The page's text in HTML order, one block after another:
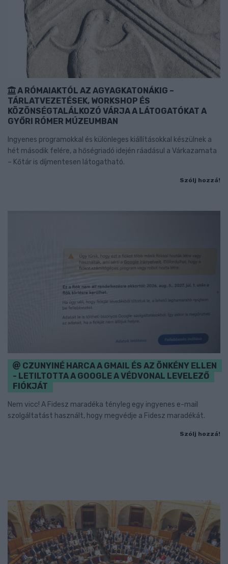
A RÓMAIAKTÓL AZ AGYAGKATONÁKIG –
TÁRLATVEZETÉSEK, WORKSHOP ÉS
KÖZÖNSÉGTALÁLKOZÓ VÁRJA A LÁTOGATÓKAT A
GYŐRI RÓMER MÚZEUMBAN
Ingyenes programokkal és különleges kiállításokkal készülnek a
hét második felére, a hőségriadó idején ráadásul a Várkazamata
– Kőtár is díjmentesen látogatható.
Szólj hozzá!
CZUNYINÉ HARCA A GMAIL ÉS AZ ÖNKÉNY ELLEN
- LETILTOTTA A GOOGLE A VÉDVONAL LEVELEZŐ
FIÓKJÁT
Nem vicc! A Fidesz maradéka tényleg egy ingyenes e-mail
szolgáltatást használt, hogy megvédje a Fidesz maradékát.
Szólj hozzá!